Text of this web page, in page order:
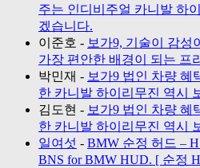
주는 인디비주얼 카니발 하
겠습니다.
이준호 - 보가9, 기술이 감성
가장 편안한 배경이 되는 프
박민재 - 보가9 법인 차량 혜
한 카니발 하이리무진 역시
김도현 - 보가9 법인 차량 혜
한 카니발 하이리무진 역시
일여섯 - BMW 순정 허드 –
BNS for BMW HUD. [ 순정